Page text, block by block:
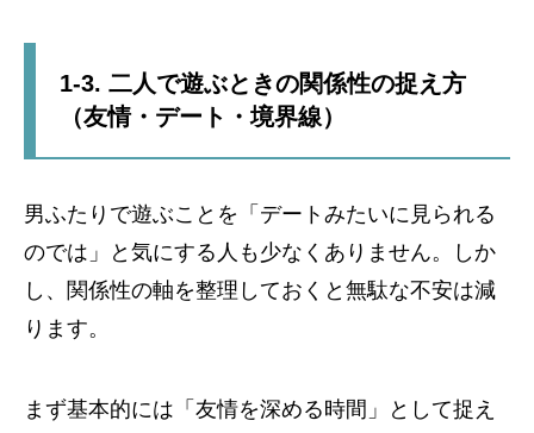
1-3. 二人で遊ぶときの関係性の捉え方
（友情・デート・境界線）
男ふたりで遊ぶことを「デートみたいに見られる
のでは」と気にする人も少なくありません。しか
し、関係性の軸を整理しておくと無駄な不安は減
ります。
まず基本的には「友情を深める時間」として捉え